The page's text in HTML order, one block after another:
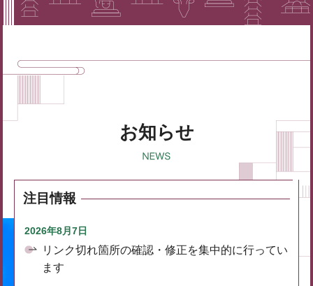
お知らせ
注目情報
2026年8月7日
リンク切れ箇所の確認・修正を集中的に行ってい
ます